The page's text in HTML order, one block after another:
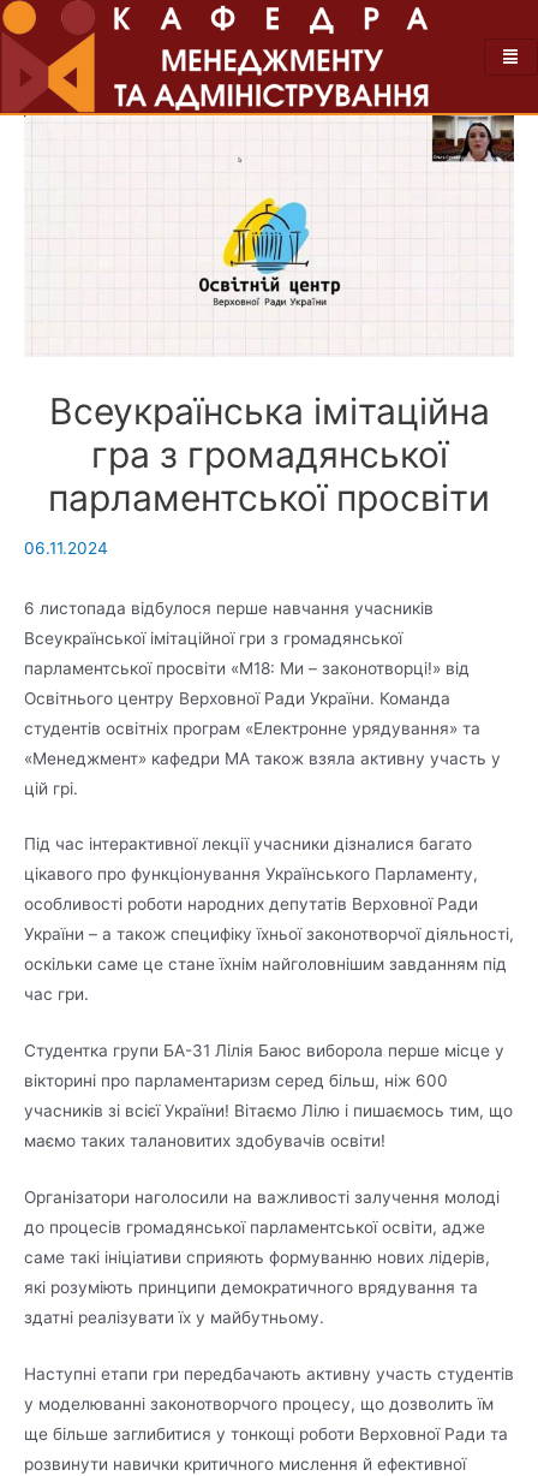
Всеукраїнська імітаційна
гра з громадянської
парламентської просвіти
06.11.2024
6 листопада відбулося перше навчання учасників
Всеукраїнської імітаційної гри з громадянської
парламентської просвіти «М18: Ми – законотворці!» від
Освітнього центру Верховної Ради України. Команда
студентів освітніх програм «Електронне урядування» та
«Менеджмент» кафедри МА також взяла активну участь у
цій грі.
Під час інтерактивної лекції учасники дізналися багато
цікавого про функціонування Українського Парламенту,
особливості роботи народних депутатів Верховної Ради
України – а також специфіку їхньої законотворчої діяльності,
оскільки саме це стане їхнім найголовнішим завданням під
час гри.
Студентка групи БА-31 Лілія Баюс виборола перше місце у
вікторині про парламентаризм серед більш, ніж 600
учасників зі всієї України! Вітаємо Лілю і пишаємось тим, що
маємо таких талановитих здобувачів освіти!
Організатори наголосили на важливості залучення молоді
до процесів громадянської парламентської освіти, адже
саме такі ініціативи сприяють формуванню нових лідерів,
які розуміють принципи демократичного врядування та
здатні реалізувати їх у майбутньому.
Наступні етапи гри передбачають активну участь студентів
у моделюванні законотворчого процесу, що дозволить їм
ще більше заглибитися у тонкощі роботи Верховної Ради та
розвинути навички критичного мислення й ефективної